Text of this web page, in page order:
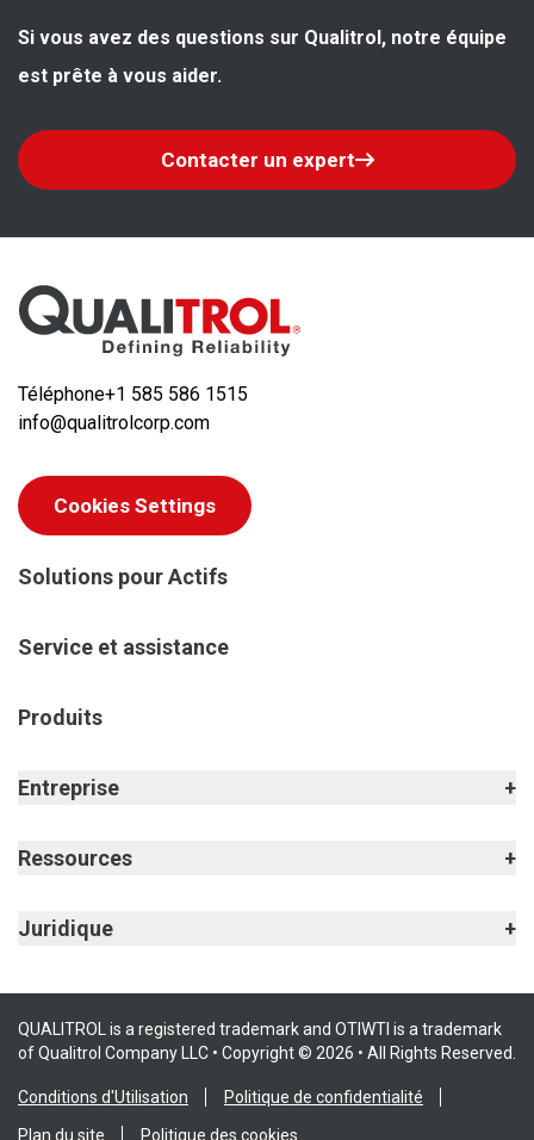
Si vous avez des questions sur Qualitrol, notre équipe
est prête à vous aider.
Contacter un expert
Téléphone+1 585 586 1515
info@qualitrolcorp.com
Cookies Settings
Solutions pour Actifs
Service et assistance
Produits
Entreprise
Ressources
Juridique
QUALITROL is a registered trademark and OTIWTI is a trademark
of Qualitrol Company LLC • Copyright © 2026 • All Rights Reserved.
Conditions d'Utilisation
Politique de confidentialité
Plan du site
Politique des cookies